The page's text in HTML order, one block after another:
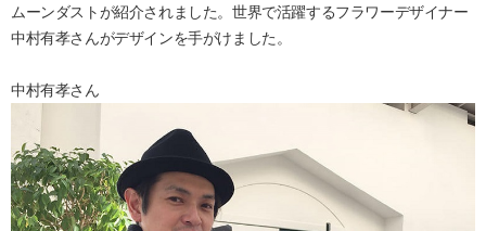
ムーンダストが紹介されました。世界で活躍するフラワーデザイナー
中村有孝さんがデザインを手がけました。
中村有孝さん